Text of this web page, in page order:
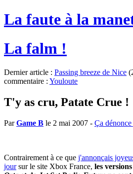
La faute à la
La falm !
Dernier article : Passing breeze de Nice
commentaire : Youloute
T'y as cru, Patate Crue !
ParGame B le 2 mai 2007 - Ça
Contrairement à ce que j'annonçais
joursur le site Xbox France, les